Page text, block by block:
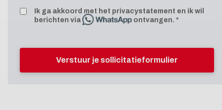
Ik ga akkoord met het privacystatement en ik wil
berichten via
ontvangen.
Verstuur je sollicitatieformulier